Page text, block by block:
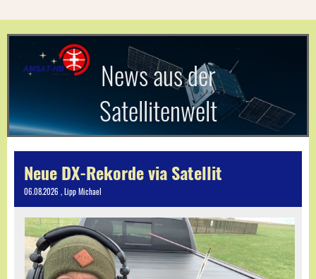
News aus der
Satellitenwelt
Neue DX-Rekorde via Satellit
06.08.2026 , Lipp Michael